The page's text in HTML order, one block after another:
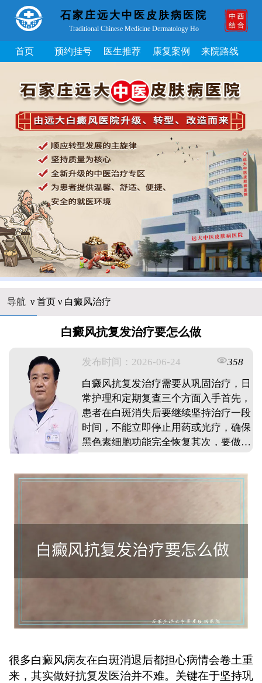
石家庄远大中医皮肤病医院
Traditional Chinese Medicine Dermatology Ho
首页 预约挂号 医生推荐 康复案例 来院路线
导航 ν 首页ν 白癜风治疗
白癜风抗复发治疗要怎么做
发布时间：2026-06-24
358
白癜风抗复发治疗需要从巩固治疗，日
常护理和定期复查三个方面入手首先，
患者在白斑消失后要继续坚持治疗一段
时间，不能立即停止用药或光疗，确保
黑色素细胞功能完全恢复其次，要做好
激，保持规律作息和良好心态，均衡饮
使病情稳定也要定期到院复查，监测皮
个性化调理，能有效降低复发几率，维
持病情稳定。 ...
很多白癜风病友在白斑消退后都担心病情会卷土重
来，其实做好抗复发医治并不难。关键在于坚持巩